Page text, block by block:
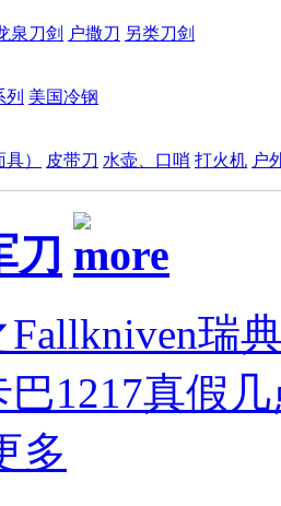
泉刀剑 户撒刀 另类刀剑
列 美国冷钢
） 皮带刀 水壶、口哨 打火机 户
刀
瑞
1217真假
多